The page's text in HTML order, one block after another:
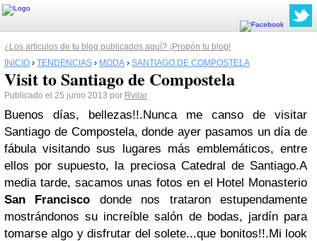
¿Los artículos de tu blog publicados aquí? ¡Propón tu blog!
INICIO › TENDENCIAS › MODA › SANTIAGO DE COMPOSTELA
Visit to Santiago de Compostela
Publicado el 25 junio 2013 por Rvilar
Buenos días, bellezas!!.Nunca me canso de visitar
Santiago de Compostela, donde ayer pasamos un día de
fábula visitando sus lugares más emblemáticos, entre
ellos por supuesto, la preciosa Catedral de Santiago.A
media tarde, sacamos unas fotos en el Hotel Monasterio
San Francisco donde nos trataron estupendamente
mostrándonos su increíble salón de bodas, jardín para
tomarse algo y disfrutar del solete...que bonitos!!.Mi look